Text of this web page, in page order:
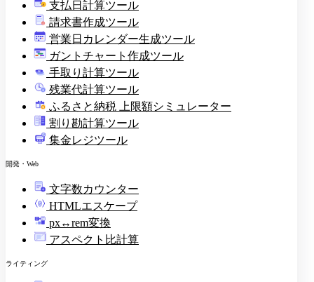
¥ 支払日計算ツール
印
請求書作成ツール
営業日カレンダー生成ツール
ガントチャート作成ツール
手取り計算ツール
残業代計算ツール
ふるさと納税 上限額シミュレーター
割り勘計算ツール
集金レジツール
開発・Web
文字数カウンター
HTMLエスケープ
px↔rem変換
アスペクト比計算
ライティング